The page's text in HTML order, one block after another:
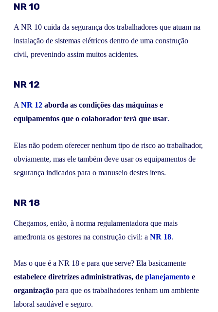
NR 10
A NR 10 cuida da segurança dos trabalhadores que atuam na
instalação de sistemas elétricos dentro de uma construção
civil, prevenindo assim muitos acidentes.
NR 12
A NR 12 aborda as condições das máquinas e
equipamentos que o colaborador terá que usar.
Elas não podem oferecer nenhum tipo de risco ao trabalhador,
obviamente, mas ele também deve usar os equipamentos de
segurança indicados para o manuseio destes itens.
NR 18
Chegamos, então, à norma regulamentadora que mais
amedronta os gestores na construção civil: a NR 18.
Mas o que é a NR 18 e para que serve? Ela basicamente
estabelece diretrizes administrativas, de planejamento e
organização para que os trabalhadores tenham um ambiente
laboral saudável e seguro.